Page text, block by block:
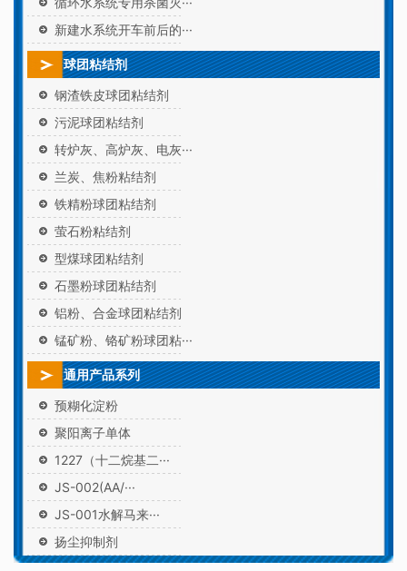
新建水系统开车前后的···
球团粘结剂
钢渣铁皮球团粘结剂
污泥球团粘结剂
转炉灰、高炉灰、电灰···
兰炭、焦粉粘结剂
铁精粉球团粘结剂
萤石粉粘结剂
型煤球团粘结剂
石墨粉球团粘结剂
铝粉、合金球团粘结剂
锰矿粉、铬矿粉球团粘···
通用产品系列
预糊化淀粉
聚阳离子单体
1227（十二烷基二···
JS-002(AA/···
JS-001水解马来···
扬尘抑制剂